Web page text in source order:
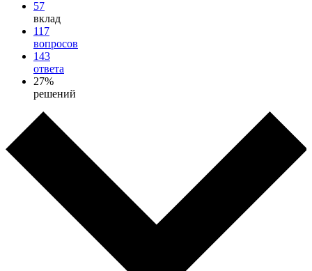
57
вклад
117
вопросов
143
ответа
27%
решений